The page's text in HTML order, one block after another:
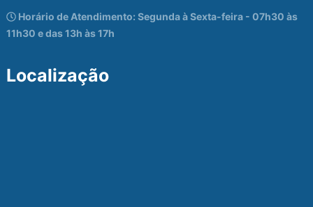
Horário de Atendimento: Segunda à Sexta-feira - 07h30 às
11h30 e das 13h às 17h
Localização